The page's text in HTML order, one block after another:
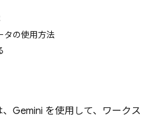
タの使用方法
Gemini を使用して、ワークス